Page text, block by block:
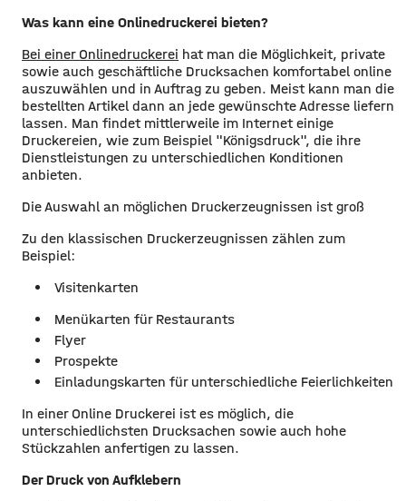
Was kann eine Onlinedruckerei bieten?
Bei einer Onlinedruckerei hat man die Möglichkeit, private
sowie auch geschäftliche Drucksachen komfortabel online
auszuwählen und in Auftrag zu geben. Meist kann man die
bestellten Artikel dann an jede gewünschte Adresse liefern
lassen. Man findet mittlerweile im Internet einige
Druckereien, wie zum Beispiel "Königsdruck", die ihre
Dienstleistungen zu unterschiedlichen Konditionen
anbieten.
Die Auswahl an möglichen Druckerzeugnissen ist groß
Zu den klassischen Druckerzeugnissen zählen zum
Beispiel:
Visitenkarten
Menükarten für Restaurants
Flyer
Prospekte
Einladungskarten für unterschiedliche Feierlichkeiten
In einer Online Druckerei ist es möglich, die
unterschiedlichsten Drucksachen sowie auch hohe
Stückzahlen anfertigen zu lassen.
Der Druck von Aufklebern